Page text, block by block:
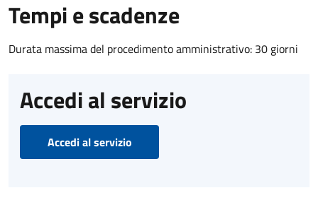
Tempi e scadenze
Durata massima del procedimento amministrativo: 30 giorni
Accedi al servizio
Accedi al servizio